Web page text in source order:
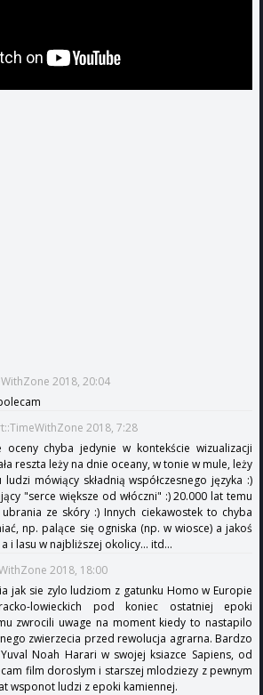
2018, 20:04
2018, 7:28
oceny chyba jedynie w kontekście wizualizacji
reszta leży na dnie oceany, w tonie w mule, leży
mówiący składnią współczesnego języka :)
"serce większe od włóczni" :) 20.000 lat temu
ze skóry :) Innych ciekawostek to chyba
np. palące się ogniska (np. w wiosce) a jakoś
i lasu w najbliższej okolicy... itd...
2018, 18:00
jak sie zylo ludziom z gatunku Homo w Europie
lowieckich pod koniec ostatniej epoki
zwrocili uwage na moment kiedy to nastapilo
zwierzecia przed rewolucja agrarna. Bardzo
Noah Harari w swojej ksiazce Sapiens, od
film doroslym i starszej mlodziezy z pewnym
wsponot ludzi z epoki kamiennej.